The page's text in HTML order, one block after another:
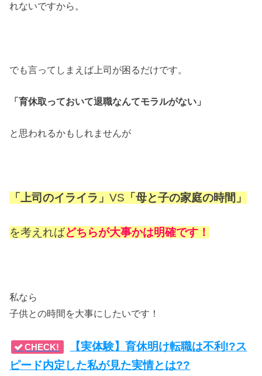
れないですから。
でも言ってしまえば上司が困るだけです。
「育休取っておいて退職なんてモラルがない」
と思われるかもしれませんが
「上司のイライラ」VS 「母と子の家庭の時間」
を考えればどちらが大事かは明確です！
私なら
子供との時間を大事にしたいです！
CHECK!
【実体験】育休明け転職は不利!?ス
ピード内定した私が見た実情とは??